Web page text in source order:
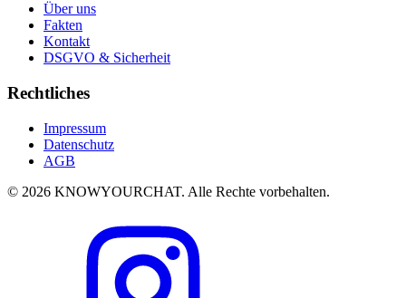
Über uns
Fakten
Kontakt
DSGVO & Sicherheit
Rechtliches
Impressum
Datenschutz
AGB
© 2026 KNOWYOURCHAT. Alle Rechte vorbehalten.